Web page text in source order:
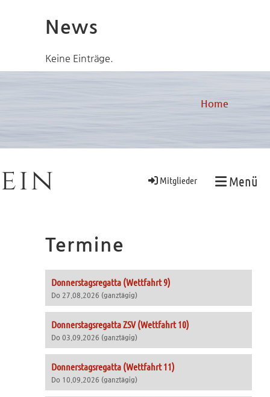
News
Keine Einträge.
Home
Mitglieder Menü
Termine
Donnerstagsregatta (Wettfahrt 9)
Do 27.08.2026 (ganztägig)
Donnerstagsregatta ZSV (Wettfahrt 10)
Do 03.09.2026 (ganztägig)
Donnerstagsregatta (Wettfahrt 11)
Do 10.09.2026 (ganztägig)